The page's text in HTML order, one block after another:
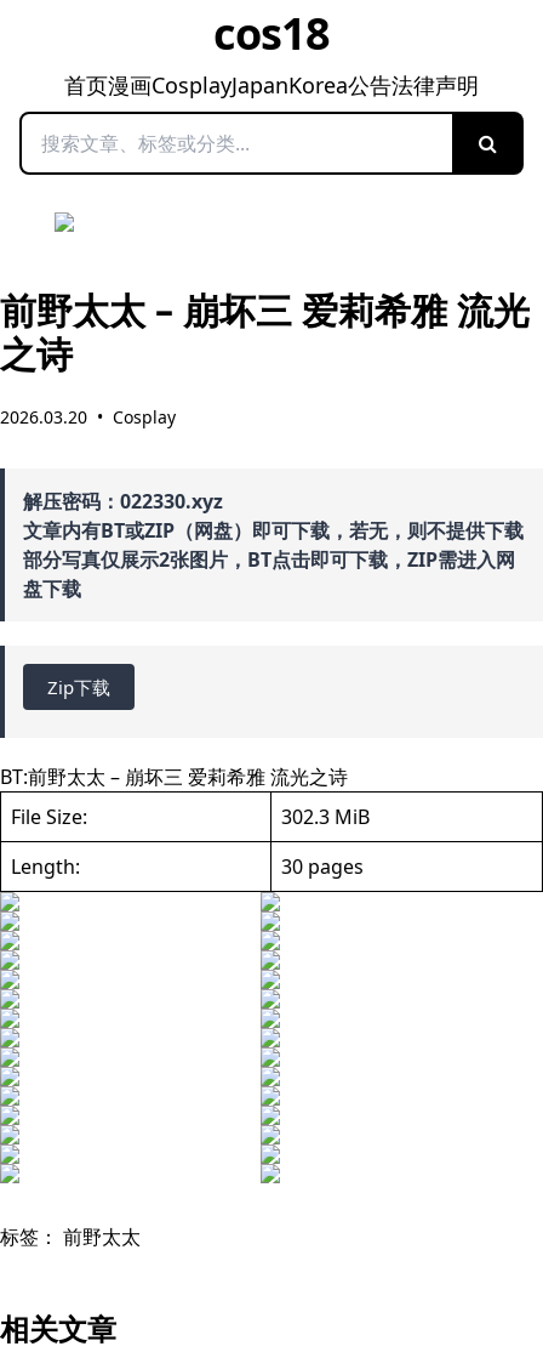
cos18
首页漫画CosplayJapanKorea公告法律声明
搜索
前野太太 – 崩坏三 爱莉希雅 流光
之诗
2026.03.20 • Cosplay
解压密码：022330.xyz
文章内有BT或ZIP（网盘）即可下载，若无，则不提供下载
部分写真仅展示2张图片，BT点击即可下载，ZIP需进入网
盘下载
Zip下载
BT:前野太太 – 崩坏三 爱莉希雅 流光之诗
File Size:
302.3 MiB
Length:
30 pages
标签： 前野太太
相关文章